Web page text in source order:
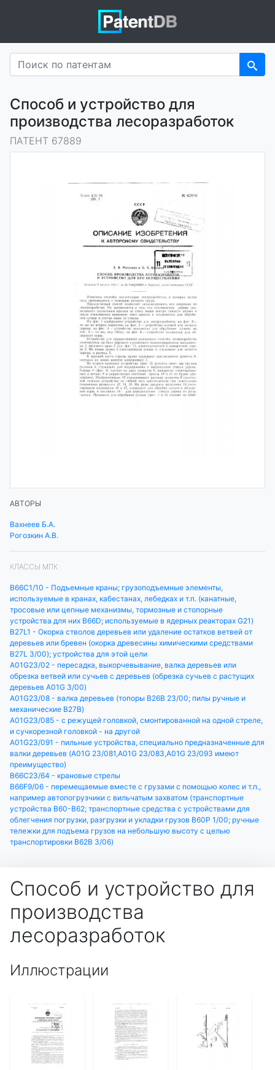
Способ и устройство для
производства лесоразработок
ПАТЕНТ 67889
АВТОРЫ
Вахнеев Б.А.
Рогозкин А.В.
КЛАССЫ МПК
B66C1/10 - Подъемные краны; грузоподъемные элементы,
используемые в кранах, кабестанах, лебедках и т.п. (канатные,
тросовые или цепные механизмы, тормозные и стопорные
устройства для них B66D; используемые в ядерных реакторах G21)
B27L1 - Окорка стволов деревьев или удаление остатков ветвей от
деревьев или бревен (окорка древесины химическими средствами
B27L 3/00); устройства для этой цели
A01G23/02 - пересадка, выкорчевывание, валка деревьев или
обрезка ветвей или сучьев с деревьев (обрезка сучьев с растущих
деревьев A01G 3/00)
A01G23/08 - валка деревьев (топоры B26B 23/00; пилы ручные и
механические B27B)
A01G23/085 - с режущей головкой, смонтированной на одной стреле,
и сучкорезной головкой - на другой
A01G23/091 - пильные устройства, специально предназначенные для
валки деревьев (A01G 23/081,A01G 23/083,A01G 23/093 имеют
преимущество)
B66C23/64 - крановые стрелы
B66F9/06 - перемещаемые вместе с грузами с помощью колес и т.п.,
например автопогрузчики с вильчатым захватом (транспортные
устройства B60-B62; транспортные средства с устройствами для
облегчения погрузки, разгрузки и укладки грузов B60P 1/00; ручные
тележки для подъема грузов на небольшую высоту с целью
транспортировки B62B 3/06)
Способ и устройство для
производства
лесоразработок
Иллюстрации